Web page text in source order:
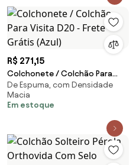
R$ 271,15
Colchonete / Colchão Para
Visita D20 - Frete Grátis (Azul)
De Espuma, com Densidade
Macia
Em estoque